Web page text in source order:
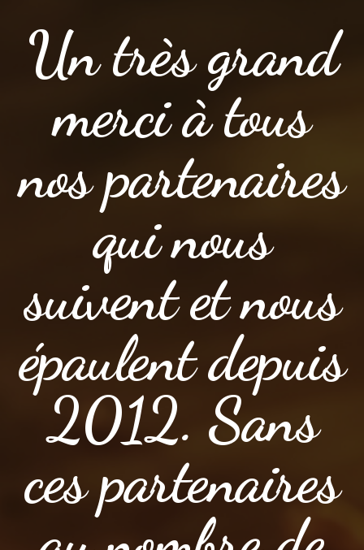
Un très grand
merci à tous
nos partenaires
qui nous
suivent et nous
épaulent depuis
2012. Sans
ces partenaires